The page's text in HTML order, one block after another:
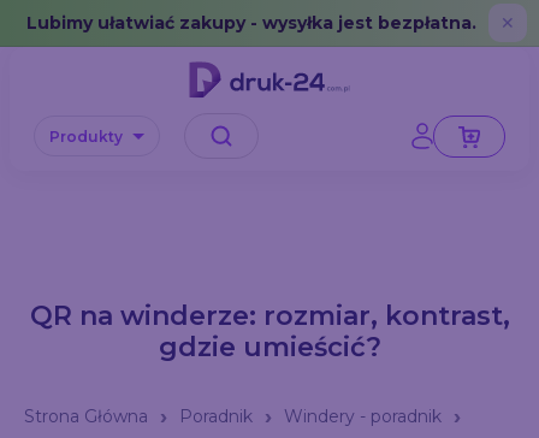
Error: No data in cache or invalid format
Lubimy ułatwiać zakupy - wysyłka jest bezpłatna. ✕
Produkty
QR na winderze: rozmiar, kontrast,
gdzie umieścić?
Strona Główna Poradnik
Windery - poradnik